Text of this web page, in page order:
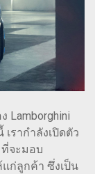
Lamborghini
รากำลังเปิดตัว
ที่จะมอบ
ก่ลูกค้า ซึ่งเป็น